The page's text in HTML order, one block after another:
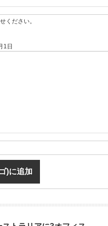
ください。
1日
)に追加